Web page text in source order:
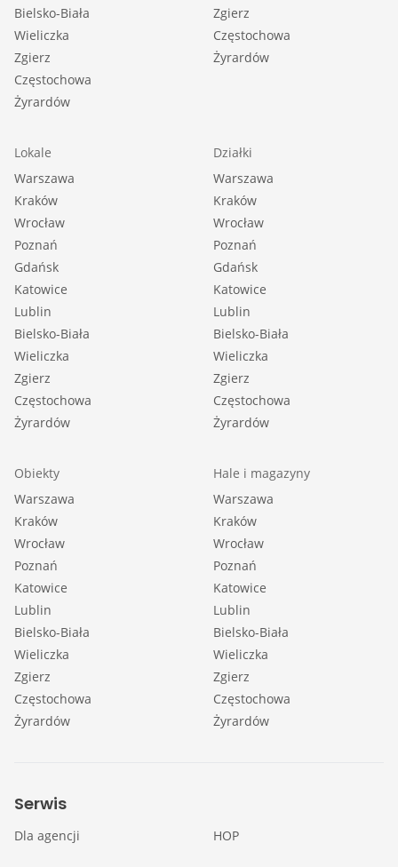
Bielsko-Biała
Wieliczka
Zgierz
Częstochowa
Żyrardów
Zgierz
Częstochowa
Żyrardów
Lokale
Warszawa
Kraków
Wrocław
Poznań
Gdańsk
Katowice
Lublin
Bielsko-Biała
Wieliczka
Zgierz
Częstochowa
Żyrardów
Działki
Warszawa
Kraków
Wrocław
Poznań
Gdańsk
Katowice
Lublin
Bielsko-Biała
Wieliczka
Zgierz
Częstochowa
Żyrardów
Obiekty
Warszawa
Kraków
Wrocław
Poznań
Katowice
Lublin
Bielsko-Biała
Wieliczka
Zgierz
Częstochowa
Żyrardów
Hale i magazyny
Warszawa
Kraków
Wrocław
Poznań
Katowice
Lublin
Bielsko-Biała
Wieliczka
Zgierz
Częstochowa
Żyrardów
Serwis
Dla agencji HOP